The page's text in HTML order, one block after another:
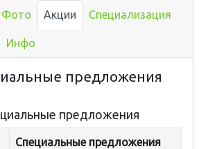
Фото Акции Специализация
Инфо
предложения
предложения
Специальные предложения